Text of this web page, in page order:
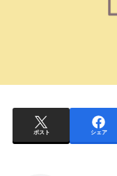
ポスト シェア